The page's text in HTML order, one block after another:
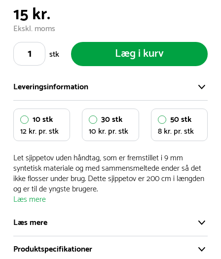
15 kr.
Ekskl. moms
stk
Læg i kurv
Leveringsinformation
Vi har et stort og effektivt lager på ca. 6.000 kvadratmeter
med mere end 5.000 forskellige produkter på hylderne til
omgående levering.
- Leveringstiden på lagervarer er i Danmark normalt 1-3
hverdage
- Leveringstiden på specialvarer og bestillingsvarer oplyses
ved bestilling
mail eller telefon med information om forventet
leveringstidspunkt
10 stk
12 kr. pr. stk
30 stk
10 kr. pr. stk
50 stk
8 kr. pr. stk
Let sjippetov uden håndtag, som er fremstillet i 9 mm
syntetisk materiale og med sammensmeltede ender så det
ikke flosser under brug. Dette sjippetov er 200 cm i længden
og er til de yngste brugere.
Læs mere
Læs mere
Produktspecifikationer